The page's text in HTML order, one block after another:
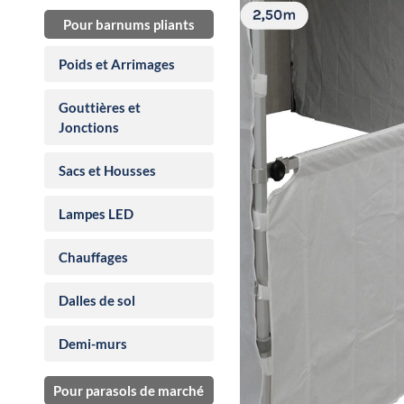
Pour barnums pliants
Poids et Arrimages
Gouttières et
Jonctions
Sacs et Housses
Lampes LED
Chauffages
Dalles de sol
Demi-murs
Pour parasols de marché